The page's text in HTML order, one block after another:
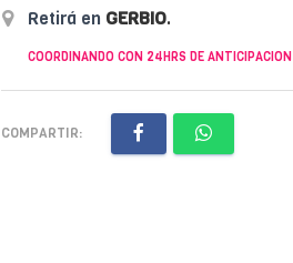
Retirá en GERBIO.
COORDINANDO CON 24HRS DE ANTICIPACION
COMPARTIR: